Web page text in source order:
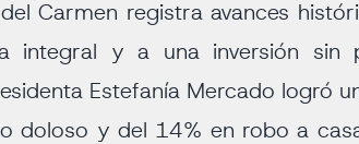
Carmen registra avances
integral y a una inversión sin
Estefanía Mercado logró
doloso y del 14% en robo a